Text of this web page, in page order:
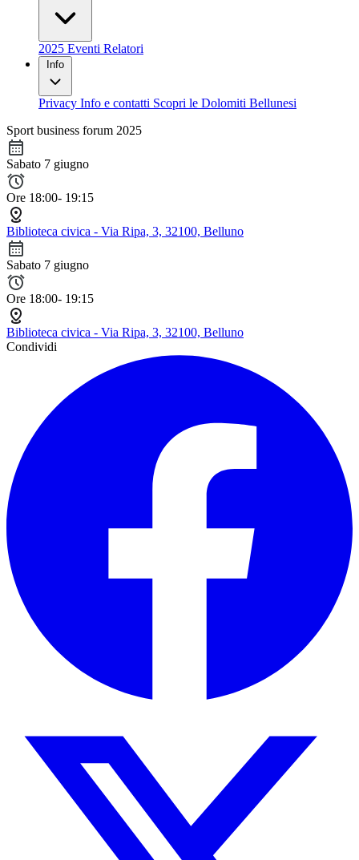
2025 Eventi Relatori
Info
Privacy Info e contatti Scopri le Dolomiti Bellunesi
Sport business forum 2025
Sabato 7 giugno
Ore 18:00- 19:15
Biblioteca civica - Via Ripa, 3, 32100, Belluno
Sabato 7 giugno
Ore 18:00- 19:15
Biblioteca civica - Via Ripa, 3, 32100, Belluno
Condividi